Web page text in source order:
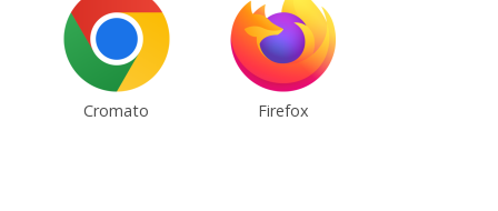
Cromato Firefox